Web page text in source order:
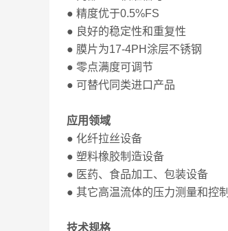
● 精度优于0.5%FS
● 良好的稳定性和重复性
● 膜片为17-4PH涂层不锈钢
● 零点满度可调节
● 可替代同类进口产品
应用领域
● 化纤拉丝设备
● 塑料橡胶制造设备
● 医药、食品加工、包装设备
● 其它高温流体的压力测量和控制
技术规格